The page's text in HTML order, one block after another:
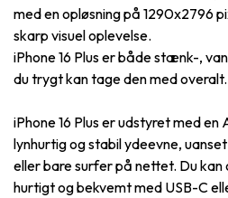
med en opløsning på 1290x2796
skarp visuel oplevelse.
iPhone 16 Plus er både stænk-,
du trygt kan tage den med overalt.
iPhone 16 Plus er udstyret med en
lynhurtig og stabil ydeevne,
eller bare surfer på nettet. Du kan
hurtigt og bekvemt med USB-C